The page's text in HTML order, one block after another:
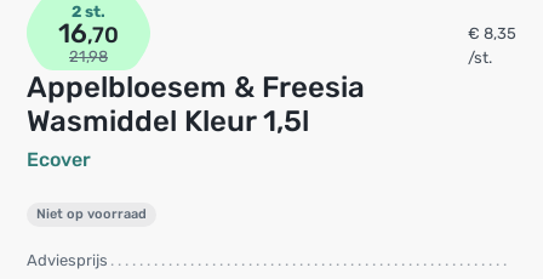
Appelbloesem & Freesia
Wasmiddel Kleur 1,5l
Ecover
2 st.
16,70
21,98
€ 8,35
/st.
Niet op voorraad
Adviesprijs